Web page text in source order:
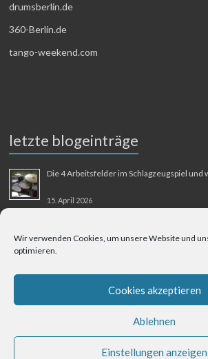
Wir verwenden Cookies, um unsere Website und
optimieren.
Cookies akzeptieren
Ablehnen
Einstellungen anzeigen
drumsberlin.de
360-Berlin.de
tango-weekend.com
letzte blogeinträge
Die 4 Arbeitsfelder im Schlagzeugspiel und
15. April 2026
31. August 2025
Berliner Flughafen Tegel – Berlin-Bangkok